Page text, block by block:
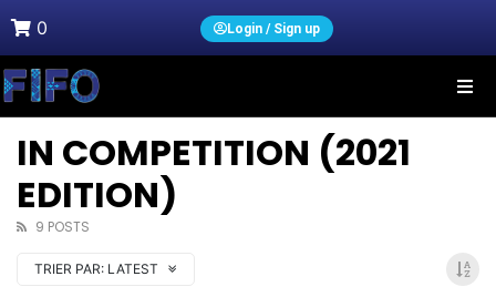
0 Login / Sign up
IN COMPETITION (2021
EDITION)
9 POSTS
TRIER PAR: LATEST